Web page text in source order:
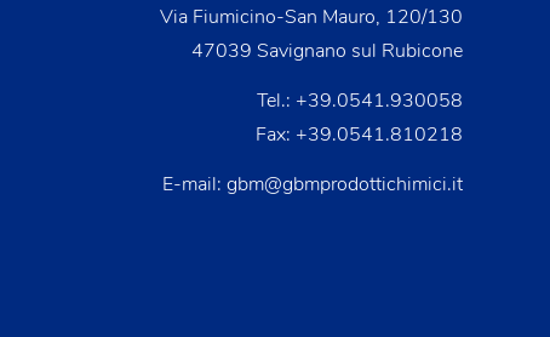
Via Fiumicino-San Mauro, 120/130
47039 Savignano sul Rubicone
Tel.: +39.0541.930058
Fax: +39.0541.810218
E-mail: gbm@gbmprodottichimici.it